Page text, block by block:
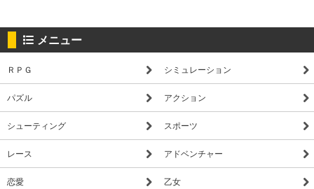
メニュー
ＲＰＧ シミュレーション
パズル アクション
シューティング スポーツ
レース アドベンチャー
恋愛 乙女